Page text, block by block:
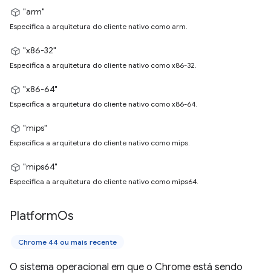
"arm"
Especifica a arquitetura do cliente nativo como arm.
"x86-32"
Especifica a arquitetura do cliente nativo como x86-32.
"x86-64"
Especifica a arquitetura do cliente nativo como x86-64.
"mips"
Especifica a arquitetura do cliente nativo como mips.
"mips64"
Especifica a arquitetura do cliente nativo como mips64.
PlatformOs
Chrome 44 ou mais recente
O sistema operacional em que o Chrome está sendo